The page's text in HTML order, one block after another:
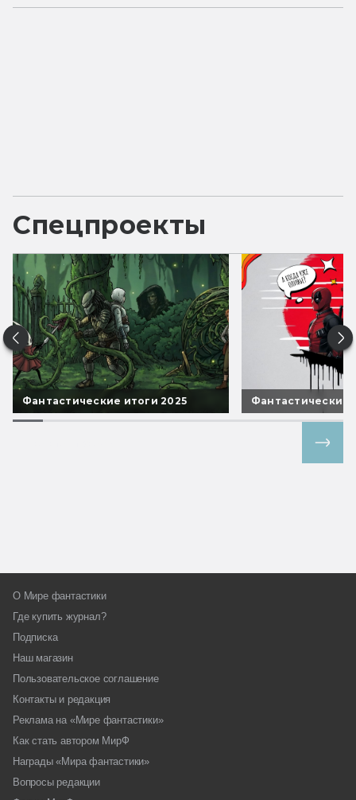
Спецпроекты
Фантастические итоги 2025 Фантастические
О Мире фантастики
Где купить журнал?
Подписка
Наш магазин
Пользовательское соглашение
Контакты и редакция
Реклама на «Мире фантастики»
Как стать автором МирФ
Награды «Мира фантастики»
Вопросы редакции